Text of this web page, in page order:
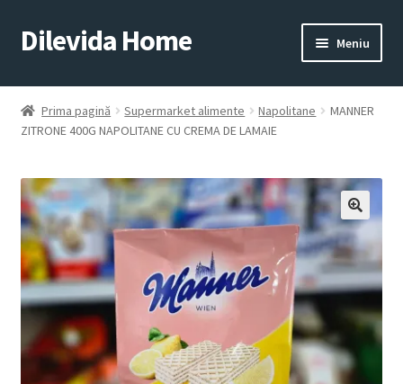
Sari
la
Sari
la
Dilevida Home Meniu
COPII
JUCARII
ROYALTY
LINE
Prima pagină Supermarket alimente Napolitane
MANNER
ZITRONE 400G NAPOLITANE CU CREMA DE LAMAIE